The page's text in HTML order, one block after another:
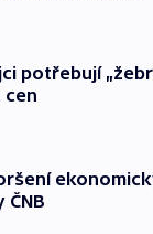
potřebují